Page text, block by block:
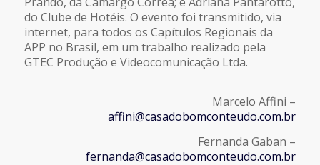
do Clube de Hotéis. O evento foi transmitido, via
internet, para todos os Capítulos Regionais da
APP no Brasil, em um trabalho realizado pela
GTEC Produção e Videocomunicação Ltda.
Marcelo Affini –
affini@casadobomconteudo.com.br
Fernanda Gaban –
fernanda@casadobomconteudo.com.br